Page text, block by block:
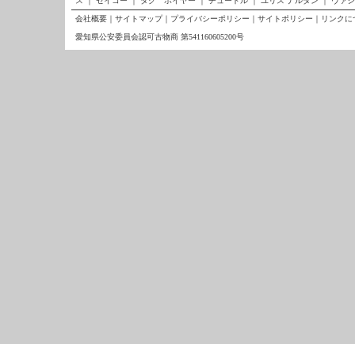
会社概要 ｜ サイトマップ｜ プライバシーポリシー ｜ サイトポリシー ｜ リンクに
愛知県公安委員会認可古物商 第541160605200号